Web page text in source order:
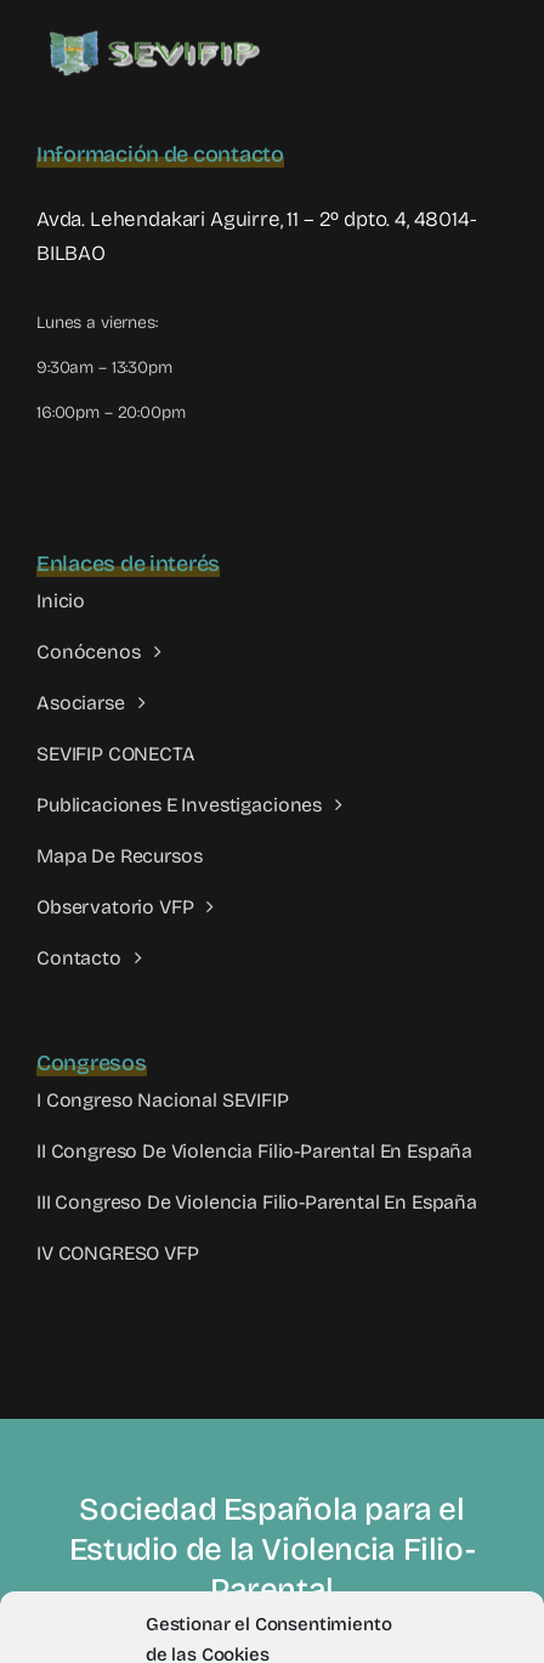
Gestionar el Consentimiento
de las Cookies
Información de contacto
Avda. Lehendakari Aguirre, 11 – 2º dpto. 4, 48014-
BILBAO
Lunes a viernes:
9:30am – 13:30pm
16:00pm – 20:00pm
Enlaces de interés
Inicio
Conócenos
Asociarse
SEVIFIP CONECTA
Publicaciones E Investigaciones
Mapa De Recursos
Observatorio VFP
Contacto
Congresos
I Congreso Nacional SEVIFIP
II Congreso De Violencia Filio-Parental En España
III Congreso De Violencia Filio-Parental En España
IV CONGRESO VFP
Sociedad Española para el
Estudio de la Violencia Filio-
Parental